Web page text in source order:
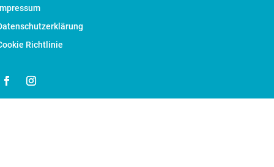
Richtlinie